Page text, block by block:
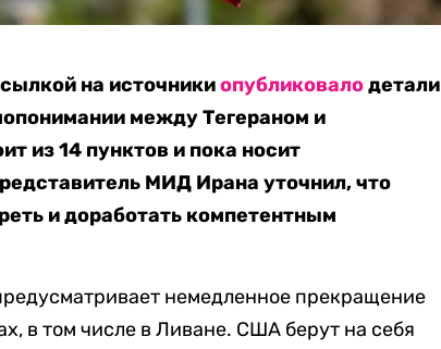
на источникиопубликовалодетали
между Тегераном и
из 14 пунктов и пока носит
МИД Ирана уточнил, что
и доработать компетентным
немедленное прекращение
в том числе в Ливане. США берут на себя